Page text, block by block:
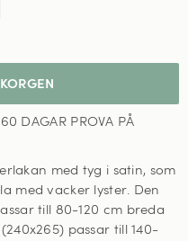
DAGAR PROVA PÅ
med tyg i satin, som
med vacker lyster. Den
till 80-120 cm breda
passar till 140-